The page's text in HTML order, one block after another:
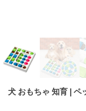
犬 おもちゃ 知育 | ペ